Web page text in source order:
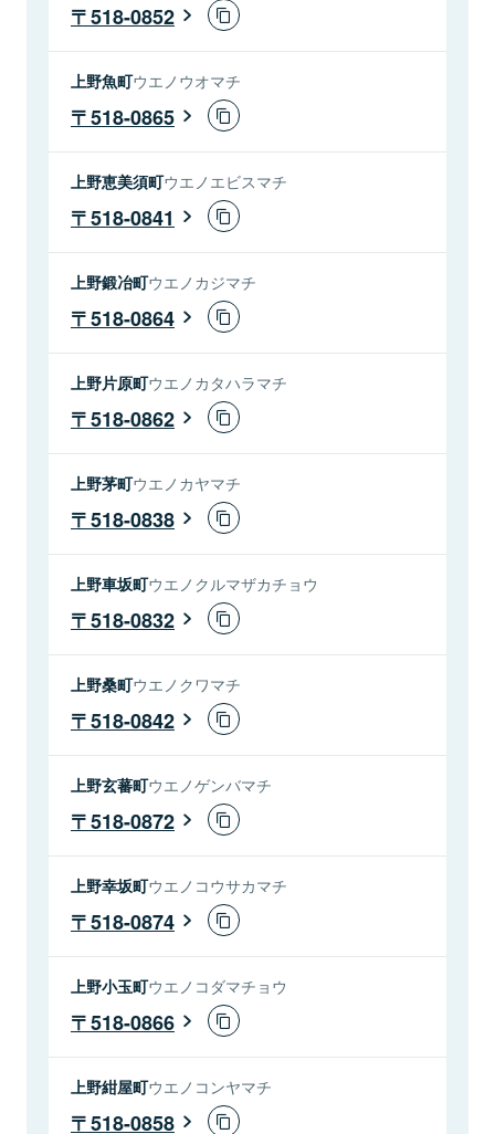
518-0852
上野魚町ウエノウオマチ
518-0865
上野恵美須町ウエノエビスマチ
518-0841
上野鍛冶町ウエノカジマチ
518-0864
上野片原町ウエノカタハラマチ
518-0862
上野茅町ウエノカヤマチ
518-0838
上野車坂町ウエノクルマザカチョウ
518-0832
上野桑町ウエノクワマチ
518-0842
上野玄蕃町ウエノゲンバマチ
518-0872
上野幸坂町ウエノコウサカマチ
518-0874
上野小玉町ウエノコダマチョウ
518-0866
上野紺屋町ウエノコンヤマチ
518-0858